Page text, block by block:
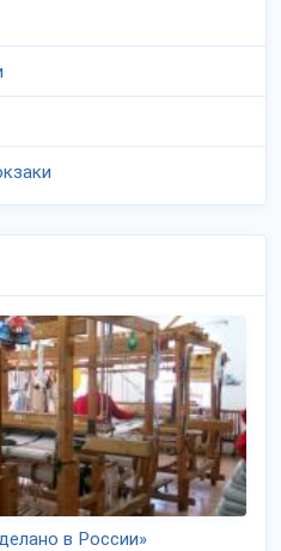
в России»